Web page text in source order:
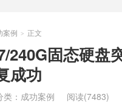
案例 > 正文
240G固态硬盘
成功
类： 成功案例 阅读(7483)